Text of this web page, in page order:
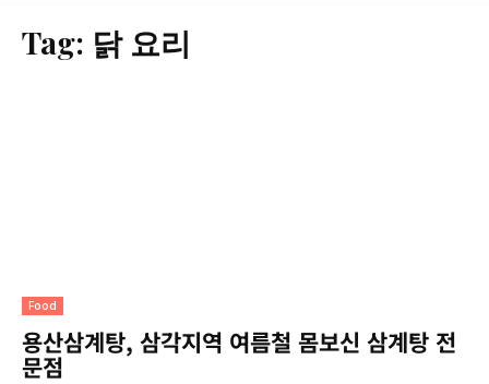
Tag: 닭 요리
Food
용산삼계탕, 삼각지역 여름철 몸보신 삼계탕 전
문점